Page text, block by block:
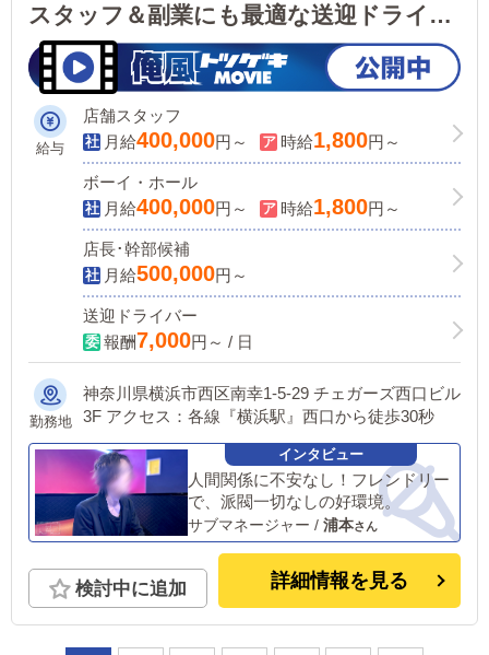
スタッフ＆副業にも最適な送迎ドライバ
ー急募！
給与
店舗スタッフ
月給400,000円～ 時給1,800円～
ボーイ・ホール
月給400,000円～ 時給1,800円～
店長･幹部候補
月給500,000円～
送迎ドライバー
報酬7,000円～ / 日
勤務地
神奈川県横浜市西区南幸1-5-29 チェガーズ西口ビル
3F アクセス：各線『横浜駅』西口から徒歩30秒
人間関係に不安なし！フレンドリー
で、派閥一切なしの好環境。
サブマネージャー / 浦本
検討中に追加 詳細情報を見る